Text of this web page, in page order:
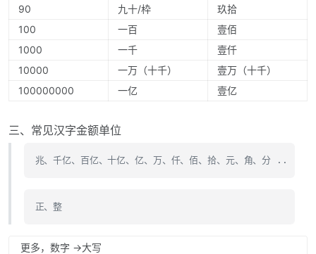
90
九十/枠
玖拾
100
一百
壹佰
1000
一千
壹仟
10000
一万（十千）
壹万（十千）
100000000
一亿 壹亿
三、常见汉字金额单位
兆、千亿、百亿、十亿、亿、万、仟、佰、拾、元、角、分 ..
正、整
更多，数字 ->大写